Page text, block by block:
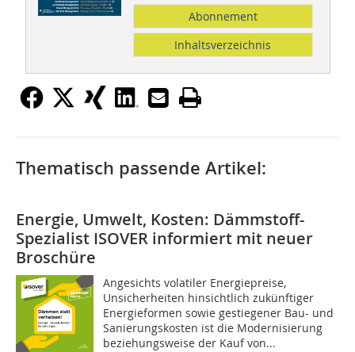
Abonnement
Inhaltsverzeichnis
Thematisch passende Artikel:
Energie, Umwelt, Kosten: Dämmstoff-
Spezialist ISOVER informiert mit neuer
Broschüre
Angesichts volatiler Energiepreise,
Unsicherheiten hinsichtlich zukünftiger
Energieformen sowie gestiegener Bau- und
Sanierungskosten ist die Modernisierung
beziehungsweise der Kauf von...